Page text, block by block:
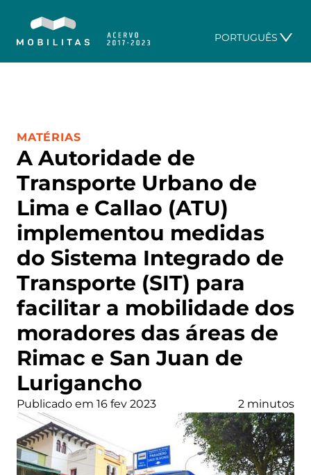
PORTUGUÊS
A Autoridade de
Transporte Urbano de
Lima e Callao (ATU)
implementou medidas
do Sistema Integrado de
Transporte (SIT) para
facilitar a mobilidade dos
moradores das áreas de
Rimac e San Juan de
Lurigancho
CATEGORIA:
MATÉRIAS
Publicado em 16 fev 2023 2 minutos